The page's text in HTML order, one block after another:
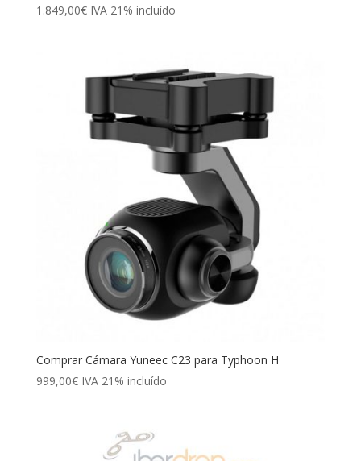
1.849,00€ IVA 21% incluído
Comprar Cámara Yuneec C23 para Typhoon H
999,00€ IVA 21% incluído